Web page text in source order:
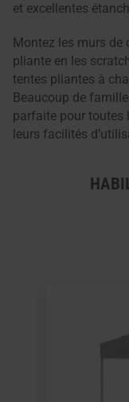
et excellentes
Montez les murs de
pliante en les
tentes pliantes à
Beaucoup de
parfaite pour toutes
leurs facilités